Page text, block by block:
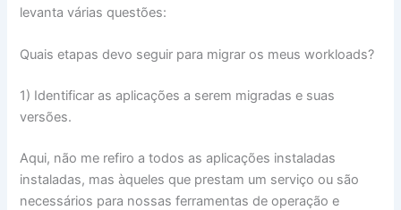
levanta várias questões:
Quais etapas devo seguir para migrar os meus workloads?
1) Identificar as aplicações a serem migradas e suas
versões.
Aqui, não me refiro a todos as aplicações instaladas
instaladas, mas àqueles que prestam um serviço ou são
necessários para nossas ferramentas de operação e